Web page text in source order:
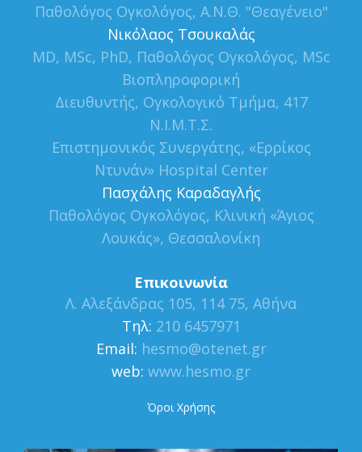
Παθολόγος Ογκολόγος, Α.Ν.Θ. "Θεαγένειο"
Νικόλαος Τσουκαλάς
MD, MSc, PhD, Παθολόγος Ογκολόγος, MSc
Βιοπληροφορική
Διευθυντής, Ογκολογικό Τμήμα, 417
Ν.Ι.Μ.Τ.Σ.
Επιστημονικός Συνεργάτης, «Ερρίκος
Ντυνάν» Hospital Center
Πασχάλης Καραδαγλής
Παθολόγος Ογκολόγος, Κλινική «Άγιος
Λουκάς», Θεσσαλονίκη
Επικοινωνία
Λ. Αλεξάνδρας 105, 114 75, Αθήνα
Τηλ: 210 6457971
Εmail: hesmo@otenet.gr
web: www.hesmo.gr
Όροι Χρήσης